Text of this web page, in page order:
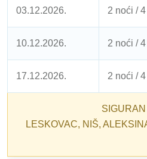
03.12.2026. 2 noći /
10.12.2026. 2 noći /
17.12.2026. 2 noći /
LESKOVAC, NIŠ,